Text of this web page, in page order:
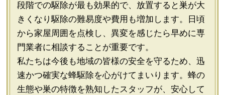
段階での駆除が最も効果的で、放置すると巣が大
きくなり駆除の難易度や費用も増加します。日頃
から家屋周囲を点検し、異変を感じたら早めに専
門業者に相談することが重要です。
私たちは今後も地域の皆様の安全を守るため、迅
速かつ確実な蜂駆除を心がけてまいります。蜂の
生態や巣の特徴を熟知したスタッフが、安心して